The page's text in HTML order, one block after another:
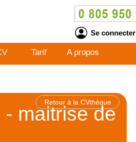
Se connecter
Tarif A propos
Retour à la CVthèque
maitrise de